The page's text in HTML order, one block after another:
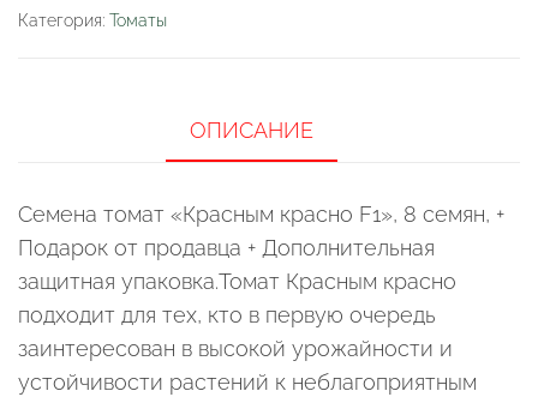
"Красным
Категория: Томаты
ОПИСАНИЕ
Семена томат «Красным красно F1», 8 семян, +
Подарок от продавца + Дополнительная
защитная упаковка.Томат Красным красно
подходит для тех, кто в первую очередь
заинтересован в высокой урожайности и
устойчивости растений к неблагоприятным